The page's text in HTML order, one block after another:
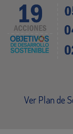
Ver Plan de